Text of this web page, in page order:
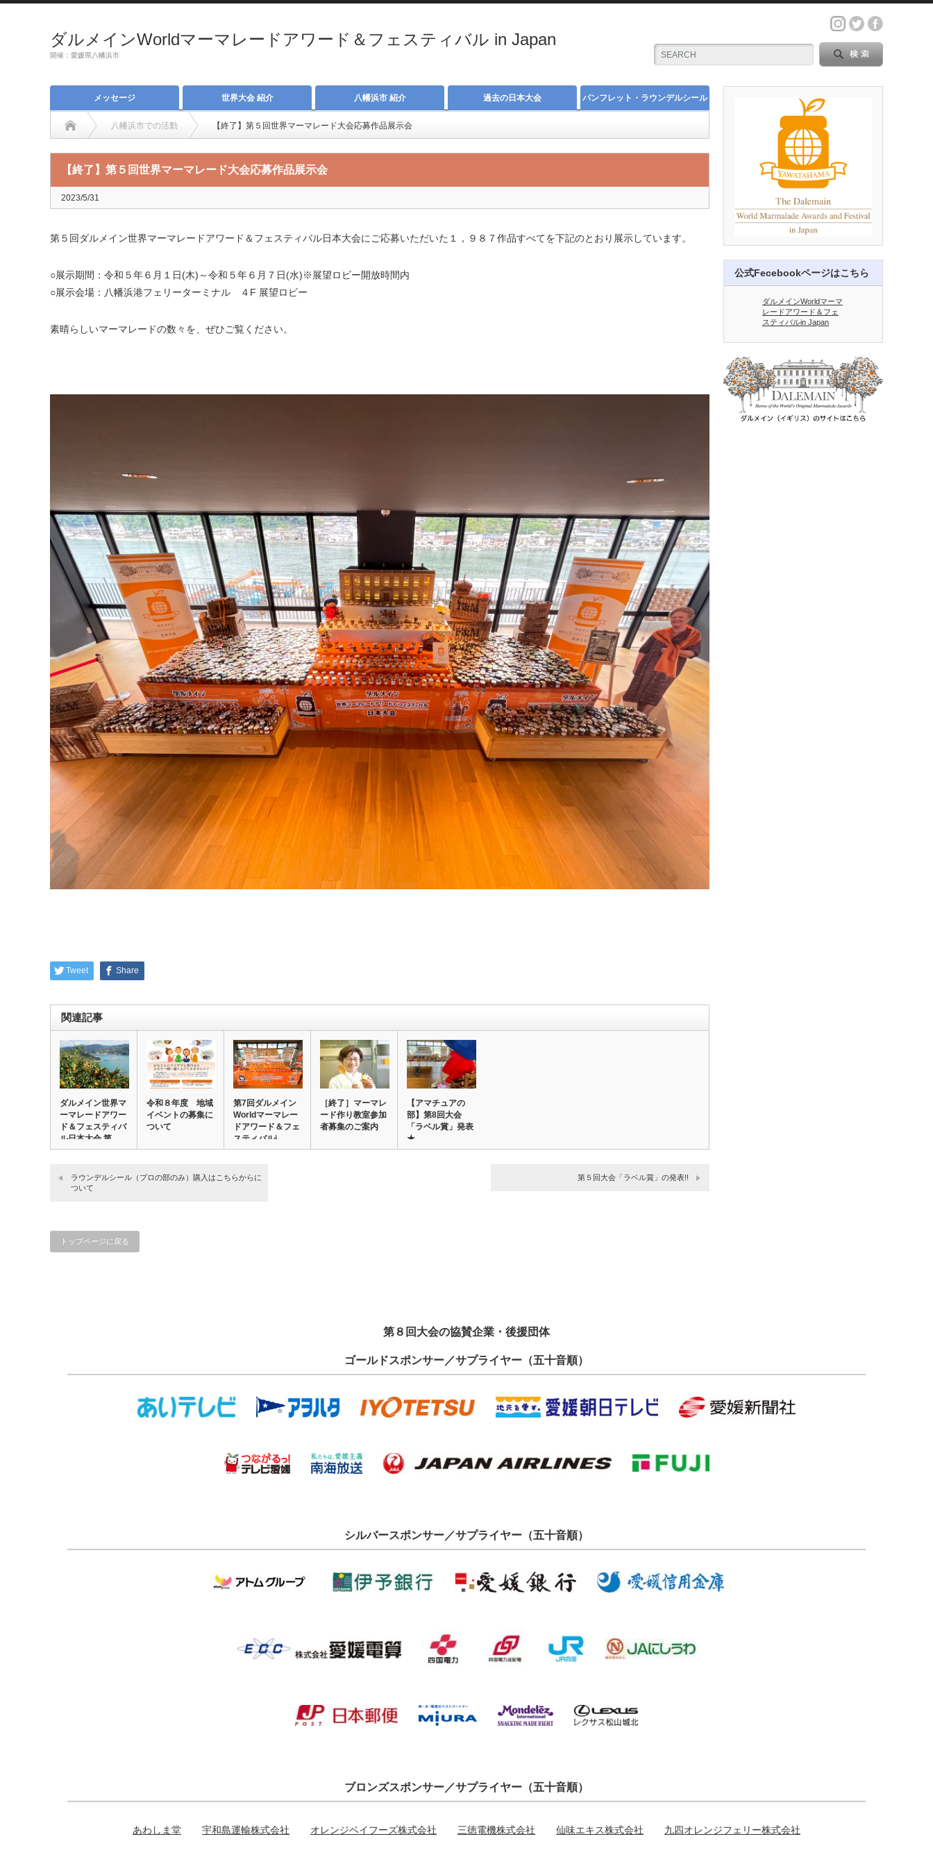
ダルメインWorldマーマレードアワード＆フェスティバル in Japan
開催：愛媛県八幡浜市
メッセージ 世界大会 紹介 八幡浜市 紹介 過去の日本大会 パンフレット・ラウンデルシール
八幡浜市での活動 【終了】第５回世界マーマレード大会応募作品展示会
【終了】第５回世界マーマレード大会応募作品展示会
2023/5/31
第５回ダルメイン世界マーマレードアワード＆フェスティバル日本大会にご応募いただいた１，９８７作品すべてを下記のとおり展示しています。
○展示期間：令和５年６月１日(木)～令和５年６月７日(水)※展望ロビー開放時間内
○展示会場：八幡浜港フェリーターミナル ４F 展望ロビー
素晴らしいマーマレードの数々を、ぜひご覧ください。
Tweet Share
関連記事
ダルメイン世界マ
ーマレードアワー
ド＆フェスティバ
ル日本大会 第
１…
令和８年度 地域
イベントの募集に
ついて
第7回ダルメイン
Worldマーマレー
ドアワード＆フェ
スティバルi…
［終了］マーマレ
ード作り教室参加
者募集のご案内
【アマチュアの
部】第8回大会
「ラベル賞」発表
★
ラウンデルシール（プロの部のみ）購入はこちらからに
ついて
第５回大会「ラベル賞」の発表!!
トップページに戻る
公式Fecebookページはこちら
ダルメインWorldマーマ
レードアワード＆フェ
スティバルin Japan
第８回大会の協賛企業・後援団体
ゴールドスポンサー／サプライヤー（五十音順）
シルバースポンサー／サプライヤー（五十音順）
ブロンズスポンサー／サプライヤー（五十音順）
あわしま堂 宇和島運輸株式会社 オレンジベイフーズ株式会社 三徳電機株式会社 仙味エキス株式会社 九四オレンジフェリー株式会社